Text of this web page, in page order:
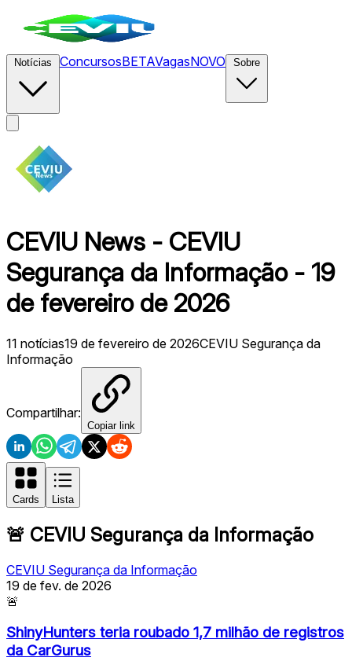
ConcursosBETAVagasNOVO
CEVIU News - CEVIU
Segurança da Informação - 19
de fevereiro de 2026
11 notícias19 de fevereiro de 2026CEVIU Segurança da
Informação
Compartilhar:
Copiar link
Cards Lista
🚨 CEVIU Segurança da Informação
CEVIU Segurança da Informação
19 de fev. de 2026
🚨
ShinyHunters teria roubado 1,7 milhão de registros
da CarGurus